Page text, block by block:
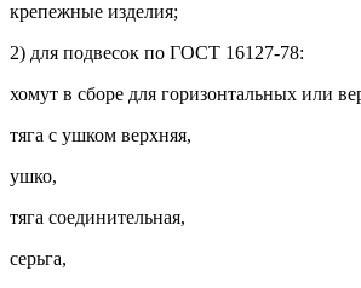
крепежные изделия;
2) для подвесок по ГОСТ 16127-78:
хомут в сборе для горизонтальных или
тяга с ушком верхняя,
ушко,
тяга соединительная,
серьга,